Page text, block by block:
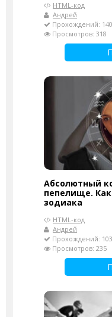
HTML-код
Андрей
Прохождений: 140
Просмотров: 318
Абсолютный
пепелище.
зодиака
HTML-код
Андрей
Прохождений: 103
Просмотров: 235